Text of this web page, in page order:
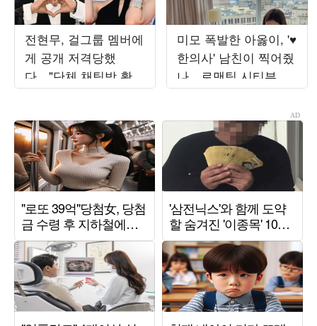
전현무, 걸그룹 멤버에
게 공개 저격당했
다…"단체 채팅방 확인
안 해, 1이 사라지지 않
미모 폭발한 아옳이, '♥
한의사' 남친이 찍어줬
나…로맨틱 시티뷰와
함께한 '럽스타'